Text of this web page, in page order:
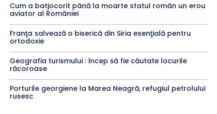
Cum a batjocorit până la moarte statul român un erou
aviator al României
Franţa salvează o biserică din Siria esenţială pentru
ortodoxie
Geografia turismului : încep să fie căutate locurile
răcoroase
Porturile georgiene la Marea Neagră, refugiul petrolului
rusesc